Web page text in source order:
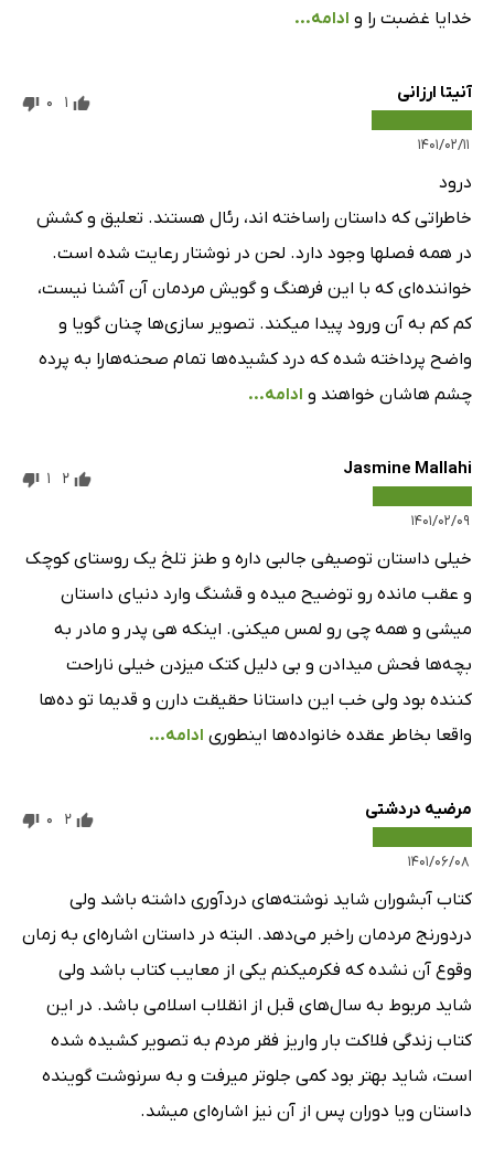
خدایا غضبت را و ادامه...
آنیتا ارزانی
۱۴۰۱/۰۲/۱۱
1
0
درود
خاطراتی که داستان راساخته اند، رئال هستند. تعلیق و کشش
در همه فصلها وجود دارد. لحن در نوشتار رعایت شده است.
خواننده‌ای که با این فرهنگ و گویش مردمان آن آشنا نیست،
کم کم به آن ورود پیدا میکند. تصویر سازی‌ها چنان گویا و
واضح پرداخته شده که درد کشید‌ه‌ها تمام صحنه‌هارا به پرده
چشم هاشان خواهند و ادامه...
Jasmine Mallahi
۱۴۰۱/۰۲/۰۹
2
1
خیلی داستان توصیفی جالبی داره و طنز تلخ یک روستای کوچک
و عقب مانده رو توضیح میده و قشنگ وارد دنیای داستان
میشی و همه چی رو لمس میکنی. اینکه هی پدر و مادر به
بچه‌ها فحش میدادن و بی دلیل کتک میزدن خیلی ناراحت
کننده بود ولی خب این داستانا حقیقت دارن و قدیما تو ده‌ها
واقعا بخاطر عقده خانواده‌ها اینطوری ادامه...
مرضیه دردشتی
۱۴۰۱/۰۶/۰۸
2
0
کتاب آبشوران شاید نوشته‌های دردآوری داشته باشد ولی
دردورنج مردمان راخبر می‌دهد. البته در داستان اشاره‌ای به زمان
وقوع آن نشده که فکرمیکنم یکی از معایب کتاب باشد ولی
شاید مربوط به سال‌های قبل از انقلاب اسلامی باشد. در این
کتاب زندگی فلاکت بار واریز فقر مردم به تصویر کشیده شده
است، شاید بهتر بود کمی جلوتر میرفت و به سرنوشت گوینده
داستان ویا دوران پس از آن نیز اشاره‌ای میشد.